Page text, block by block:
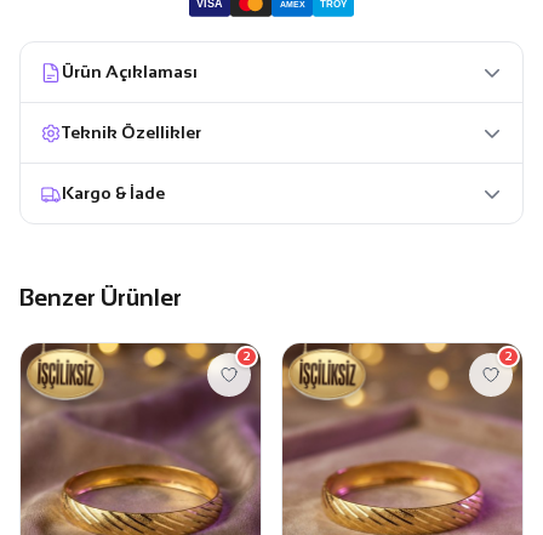
VISA AMEX TROY
Ürün Açıklaması
Teknik Özellikler
Kargo & İade
Benzer Ürünler
2 2